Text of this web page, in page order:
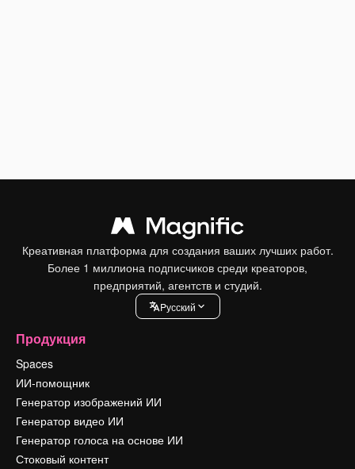
Креативная платформа для создания ваших лучших работ.
Более 1 миллиона подписчиков среди креаторов,
предприятий, агентств и студий.
Pусский
Продукция
Spaces
ИИ-помощник
Генератор изображений ИИ
Генератор видео ИИ
Генератор голоса на основе ИИ
Стоковый контент